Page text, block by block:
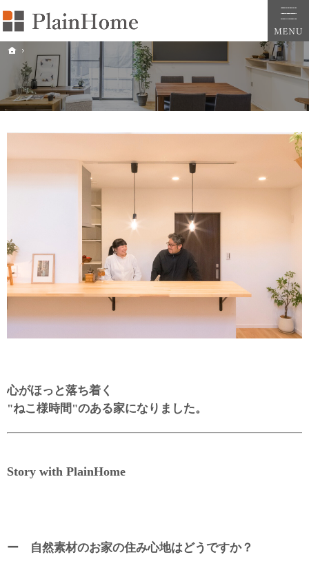
大阪・堺市での新築一戸建ては工務店の「PlainHome平原建築工房」へおまかせ。自然
堺市をはじめ大阪府全域での新築注文住宅ならプレインホームへ。自然素材の心地よさ
心がほっと落ち着く
"ねこ様時間"のある家になりました。
Story with PlainHome
ー 自然素材のお家の住み心地はどうですか？
ホーム